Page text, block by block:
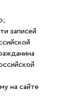
записей.
на сайте